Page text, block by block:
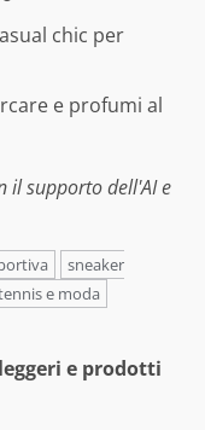
chic per
e profumi al
il supporto dell'AI e
sneaker
e moda
e prodotti